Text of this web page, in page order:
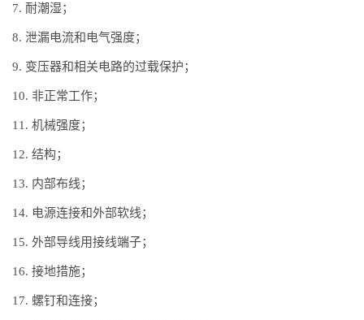
7. 耐潮湿；
8. 泄漏电流和电气强度；
9. 变压器和相关电路的过载保护；
10. 非正常工作；
11. 机械强度；
12. 结构；
13. 内部布线；
14. 电源连接和外部软线；
15. 外部导线用接线端子；
16. 接地措施；
17. 螺钉和连接；